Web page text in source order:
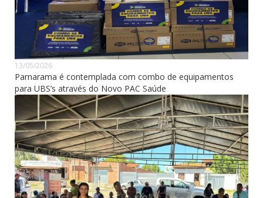
13/05/2026
Parnarama é contemplada com combo de equipamentos
para UBS’s através do Novo PAC Saúde